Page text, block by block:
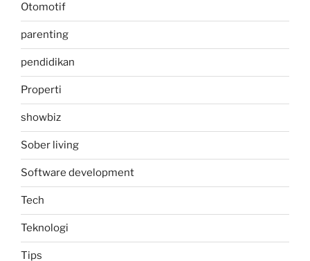
Otomotif
parenting
pendidikan
Properti
showbiz
Sober living
Software development
Tech
Teknologi
Tips